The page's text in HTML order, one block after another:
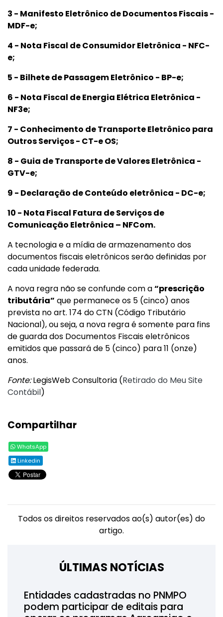
3 - Manifesto Eletrônico de Documentos Fiscais -
MDF-e;
4 - Nota Fiscal de Consumidor Eletrônica - NFC-
e;
5 - Bilhete de Passagem Eletrônico - BP-e;
6 - Nota Fiscal de Energia Elétrica Eletrônica -
NF3e;
7 - Conhecimento de Transporte Eletrônico para
Outros Serviços - CT-e OS;
8 - Guia de Transporte de Valores Eletrônica -
GTV-e;
9 - Declaração de Conteúdo eletrônica - DC-e;
10 - Nota Fiscal Fatura de Serviços de
Comunicação Eletrônica – NFCom.
A tecnologia e a mídia de armazenamento dos
documentos fiscais eletrônicos serão definidas por
cada unidade federada.
A nova regra não se confunde com a“prescrição
tributária” que permanece os 5 (cinco) anos
prevista no art. 174 do CTN (Código Tributário
Nacional), ou seja, a nova regra é somente para fins
de guarda dos Documentos Fiscais eletrônicos
emitidos que passará de 5 (cinco) para 11 (onze)
anos.
Fonte:LegisWeb Consultoria (Retirado do Meu Site
Contábil)
Compartilhar
WhatsApp
Linkedin
Todos os direitos reservados ao(s) autor(es) do
artigo.
ÚLTIMAS NOTÍCIAS
Entidades cadastradas no PNMPO
podem participar de editais para